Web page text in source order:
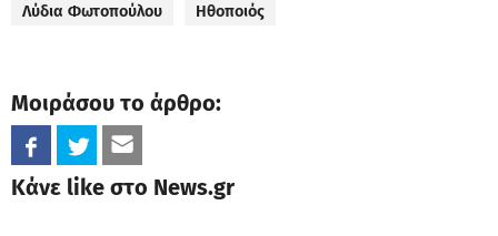
Λύδια Φωτοπούλου Ηθοποιός
Μοιράσου το άρθρο:
Κάνε like στο News.gr